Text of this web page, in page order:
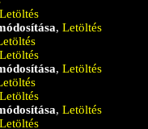
Letöltés
, Letöltés
Letöltés
, Letöltés
Letöltés
, Letöltés
Letöltés